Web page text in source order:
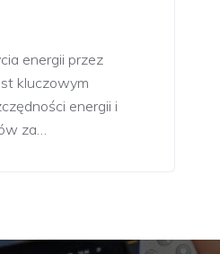
energii przez
kluczowym
energii i
za…